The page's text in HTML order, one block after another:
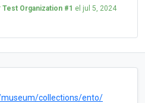
Test Organization #1 el jul 5, 2024
collections/ento/